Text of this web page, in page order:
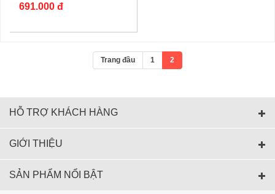
691.000 đ
Trang đầu 1 2
HỖ TRỢ KHÁCH HÀNG
GIỚI THIỆU
SẢN PHẨM NỔI BẬT